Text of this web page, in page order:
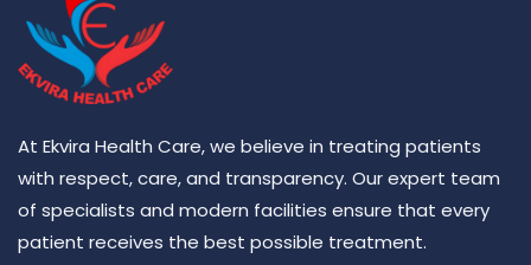
At Ekvira Health Care, we believe in treating patients
with respect, care, and transparency. Our expert team
of specialists and modern facilities ensure that every
patient receives the best possible treatment.